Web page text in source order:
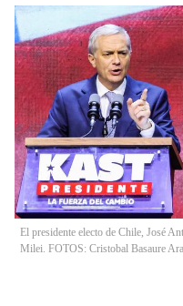
El presidente electo de Chile, José
Milei. FOTOS: Cristobal Basaure